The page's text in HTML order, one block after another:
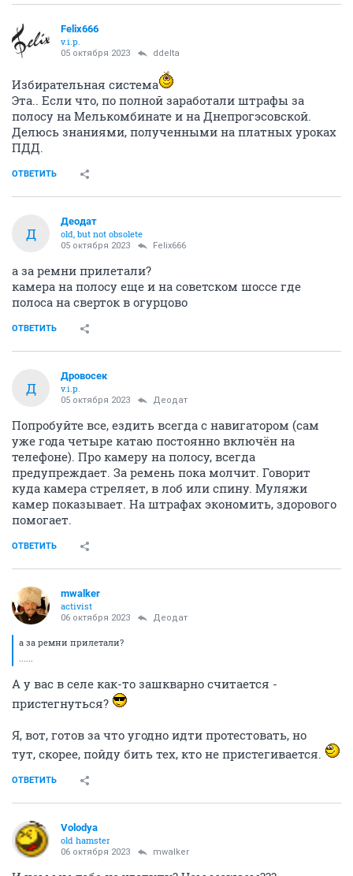
Felix666
v.i.p.
05 октября 2023 ddelta
Избирательная система
Эта.. Если что, по полной заработали штрафы за
полосу на Мелькомбинате и на Днепрогэсовской.
Делюсь знаниями, полученными на платных уроках
ПДД.
ОТВЕТИТЬ
Д
Деодат
old, but not obsolete
05 октября 2023 Felix666
а за ремни прилетали?
камера на полосу еще и на советском шоссе где
полоса на сверток в огурцово
ОТВЕТИТЬ
Д
Дровосек
v.i.p.
05 октября 2023 Деодат
Попробуйте все, ездить всегда с навигатором (сам
уже года четыре катаю постоянно включён на
телефоне). Про камеру на полосу, всегда
предупреждает. За ремень пока молчит. Говорит
куда камера стреляет, в лоб или спину. Муляжи
камер показывает. На штрафах экономить, здорового
помогает.
ОТВЕТИТЬ
mwalker
activist
06 октября 2023 Деодат
а за ремни прилетали?
......
А у вас в селе как-то зашкварно считается -
пристегнуться?
Я, вот, готов за что угодно идти протестовать, но
тут, скорее, пойду бить тех, кто не пристегивается.
ОТВЕТИТЬ
Volodya
old hamster
06 октября 2023 mwalker